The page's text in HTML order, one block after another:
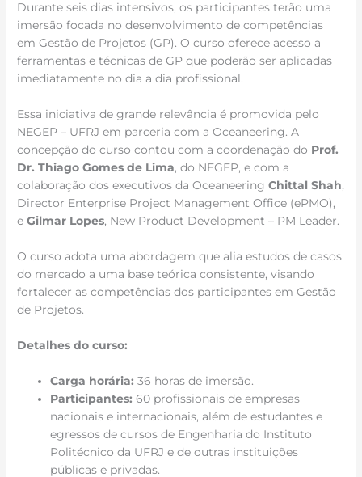
Durante seis dias intensivos, os participantes terão uma
imersão focada no desenvolvimento de competências
em Gestão de Projetos (GP). O curso oferece acesso a
ferramentas e técnicas de GP que poderão ser aplicadas
imediatamente no dia a dia profissional.
Essa iniciativa de grande relevância é promovida pelo
NEGEP – UFRJ em parceria com a Oceaneering. A
concepção do curso contou com a coordenação do Prof.
Dr. Thiago Gomes de Lima, do NEGEP, e com a
colaboração dos executivos da OceaneeringChittal Shah,
Director Enterprise Project Management Office (ePMO),
eGilmar Lopes, New Product Development – PM Leader.
O curso adota uma abordagem que alia estudos de casos
do mercado a uma base teórica consistente, visando
fortalecer as competências dos participantes em Gestão
de Projetos.
Detalhes do curso:
Carga horária: 36 horas de imersão.
Participantes: 60 profissionais de empresas
nacionais e internacionais, além de estudantes e
egressos de cursos de Engenharia do Instituto
Politécnico da UFRJ e de outras instituições
públicas e privadas.